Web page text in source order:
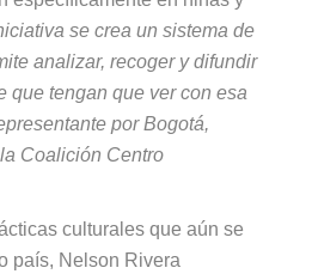
se crea un sistema de
analizar, recoger y difundir
que tengan que ver con esa
por Bogotá,
Coalición Centro
culturales que aún se
país, Nelson Rivera